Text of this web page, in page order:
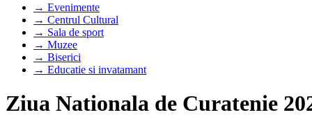
→ Evenimente
→ Centrul Cultural
→ Sala de sport
→ Muzee
→ Biserici
→ Educatie si invatamant
Ziua Nationala de Curatenie